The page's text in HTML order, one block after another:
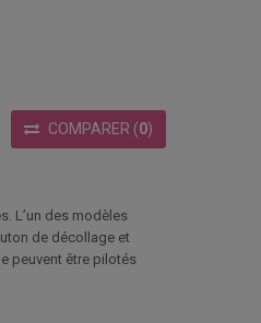
COMPARER (0)
L’un des modèles
de décollage et
peuvent être pilotés